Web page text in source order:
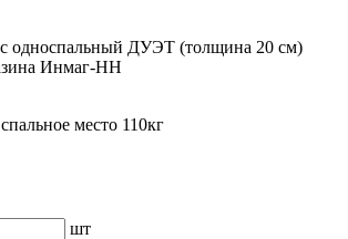
место 110кг
шт